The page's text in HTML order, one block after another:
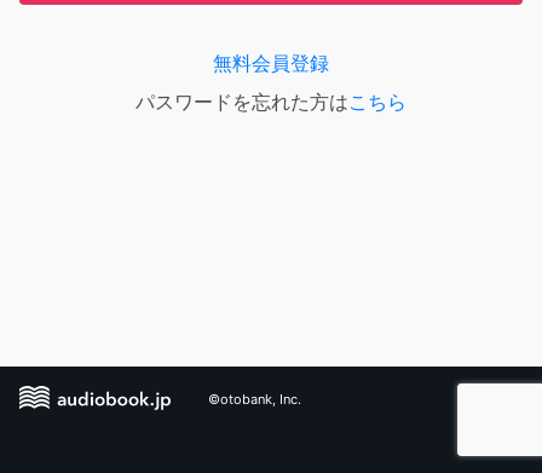
無料会員登録
パスワードを忘れた方はこちら
©otobank, Inc.